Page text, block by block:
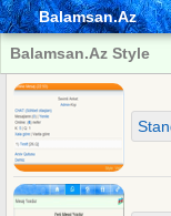
Balamsan.Az
Balamsan.Az Style